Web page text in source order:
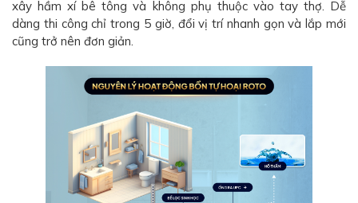
xây hầm xí bê tông và không phụ thuộc vào tay thợ. Dễ
dàng thi công chỉ trong 5 giờ, đổi vị trí nhanh gọn và lắp mới
cũng trở nên đơn giản.